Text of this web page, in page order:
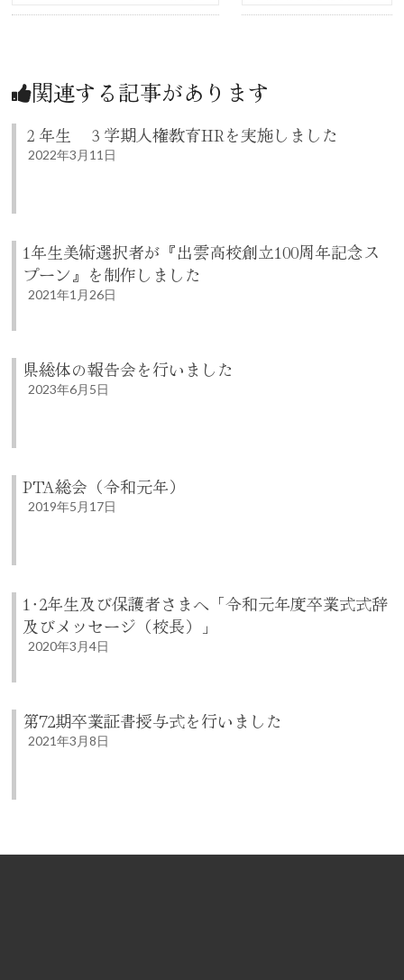
関連する記事があります
２年生 ３学期人権教育HRを実施しました
2022年3月11日
1年生美術選択者が『出雲高校創立100周年記念ス
プーン』を制作しました
2021年1月26日
県総体の報告会を行いました
2023年6月5日
PTA総会（令和元年）
2019年5月17日
1･2年生及び保護者さまへ「令和元年度卒業式式辞
及びメッセージ（校長）」
2020年3月4日
第72期卒業証書授与式を行いました
2021年3月8日